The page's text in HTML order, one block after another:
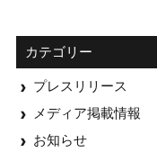
カテゴリー
プレスリリース
メディア掲載情報
お知らせ